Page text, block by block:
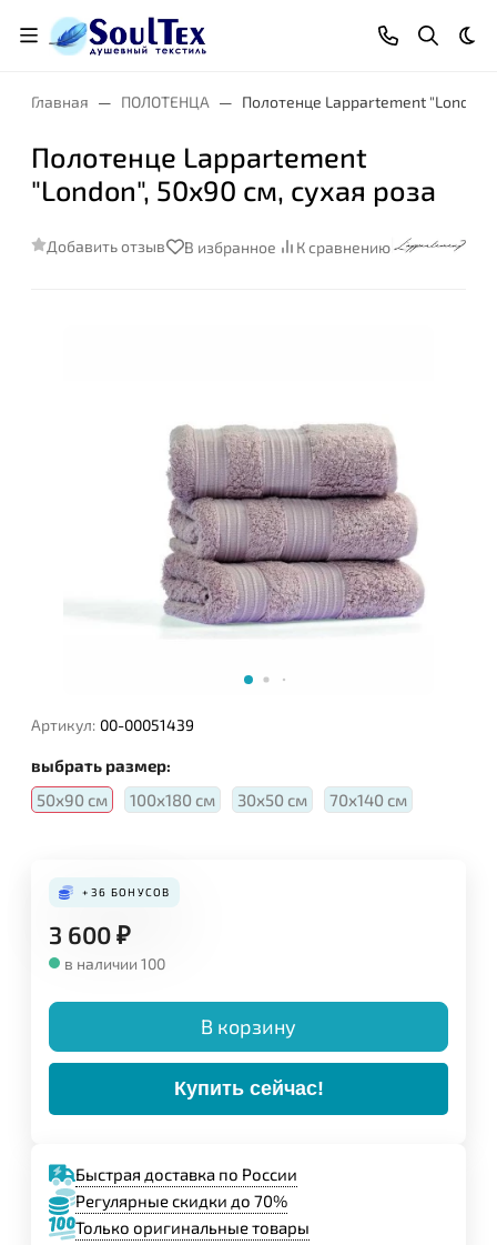
Главная ПОЛОТЕНЦА Полотенце Lappartement
Полотенце Lappartement
"London", 50x90 см, сухая роза
Добавить отзыв В избранное К сравнению
Артикул: 00-00051439
выбрать размер:
50х90 см
100х180 см 30х50 см 70х140 см
+36 БОНУСОВ
3 600₽
в наличии 100
В корзину
Купить сейчас!
Быстрая доставка по России
Регулярные скидки до 70%
Только оригинальные товары